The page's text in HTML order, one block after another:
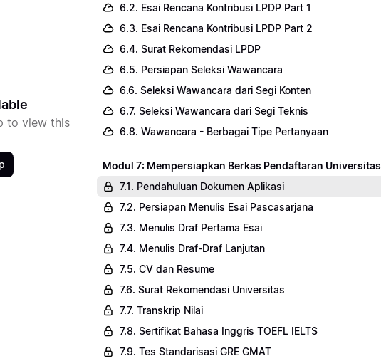
to view this
6.2. Esai Rencana Kontribusi LPDP Part 1
6.3. Esai Rencana Kontribusi LPDP Part 2
6.4. Surat Rekomendasi LPDP
6.5. Persiapan Seleksi Wawancara
6.6. Seleksi Wawancara dari Segi Konten
6.7. Seleksi Wawancara dari Segi Teknis
6.8. Wawancara - Berbagai Tipe Pertanyaan
Modul 7: Mempersiapkan Berkas Pendaftaran Universitas
7.1. Pendahuluan Dokumen Aplikasi
7.2. Persiapan Menulis Esai Pascasarjana
7.3. Menulis Draf Pertama Esai
7.4. Menulis Draf-Draf Lanjutan
7.5. CV dan Resume
7.6. Surat Rekomendasi Universitas
7.7. Transkrip Nilai
7.8. Sertifikat Bahasa Inggris TOEFL IELTS
7.9. Tes Standarisasi GRE GMAT